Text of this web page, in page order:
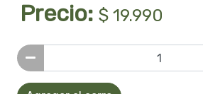
Precio: $ 19.990